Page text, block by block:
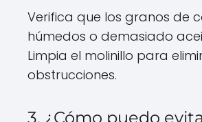
Verifica que los granos de
húmedos o demasiado
Limpia el molinillo para
obstrucciones.
3. ¿Cómo puedo